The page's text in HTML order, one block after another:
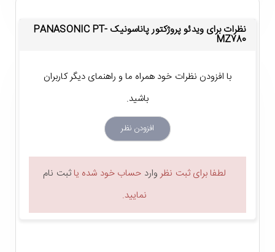
انعطاف بالا در هنگام نصب
نظرات برای ویدئو پروژکتور پاناسونیک PANASONIC PT-
MZ780
با افزودن نظرات خود همراه ما و راهنمای دیگر کاربران
باشید.
افزودن نظر
لطفا برای ثبت نظر وارد حساب خود شده یاثبت نام
نمایید.